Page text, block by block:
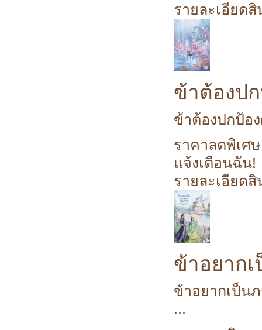
รายละเอียด
ข้าต้องป
ข้าต้องปกป้อ
ราคาลดพิเศ
แจ้งเตือนฉัน!
รายละเอียด
ข้าอยาก
ข้าอยากเป็น
...